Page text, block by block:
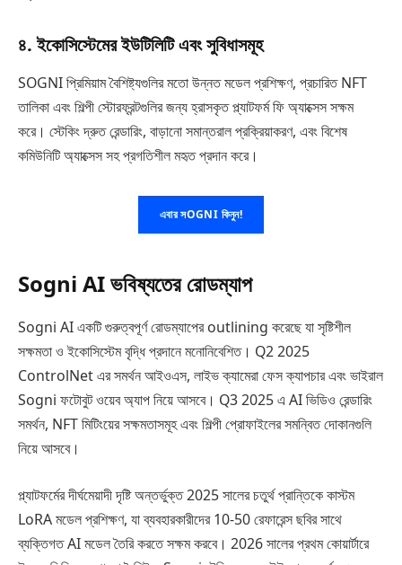
৪. ইকোসিস্টেমের ইউটিলিটি এবং সুবিধাসমূহ
SOGNI প্রিমিয়াম বৈশিষ্ট্যগুলির মতো উন্নত মডেল প্রশিক্ষণ, প্রচারিত NFT
তালিকা এবং শিল্পী স্টোরফ্রন্টগুলির জন্য হ্রাসকৃত প্ল্যাটফর্ম ফি অ্যাক্সেস সক্ষম
করে। স্টেকিং দ্রুত রেন্ডারিং, বাড়ানো সমান্তরাল প্রক্রিয়াকরণ, এবং বিশেষ
কমিউনিটি অ্যাক্সেস সহ প্রগতিশীল মহৃত প্রদান করে।
এবার সOGNI কিনুন!
Sogni AI ভবিষ্যতের রোডম্যাপ
Sogni AI একটি গুরুত্বপূর্ণ রোডম্যাপের outlining করেছে যা সৃষ্টিশীল
সক্ষমতা ও ইকোসিস্টেম বৃদ্ধি প্রদানে মনোনিবেশিত। Q2 2025
ControlNet এর সমর্থন আইওএস, লাইভ ক্যামেরা ফেস ক্যাপচার এবং ভাইরাল
Sogni ফটোবুট ওয়েব অ্যাপ নিয়ে আসবে। Q3 2025 এ AI ভিডিও রেন্ডারিং
সমর্থন, NFT মিটিংয়ের সক্ষমতাসমূহ এবং শিল্পী প্রোফাইলের সমন্বিত দোকানগুলি
নিয়ে আসবে।
প্ল্যাটফর্মের দীর্ঘমেয়াদী দৃষ্টি অন্তর্ভুক্ত 2025 সালের চতুর্থ প্রান্তিকে কাস্টম
LoRA মডেল প্রশিক্ষণ, যা ব্যবহারকারীদের 10-50 রেফারেন্স ছবির সাথে
ব্যক্তিগত AI মডেল তৈরি করতে সক্ষম করবে। 2026 সালের প্রথম কোয়ার্টারে